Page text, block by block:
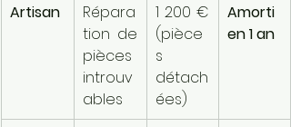
Artisan
Répara
tion de
pièces
introuv
ables
1 200 €
(pièce
s
détach
ées)
Amorti
en 1 an